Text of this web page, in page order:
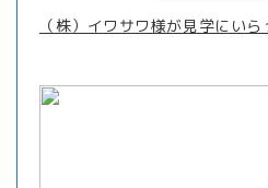
（株）イワサワ様が見学にい